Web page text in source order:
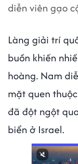
diễn viên gạo
Làng giải trí
buồn khiến
hoàng. Nam
mặt quen
đã đột ngột
biển ở Israel.